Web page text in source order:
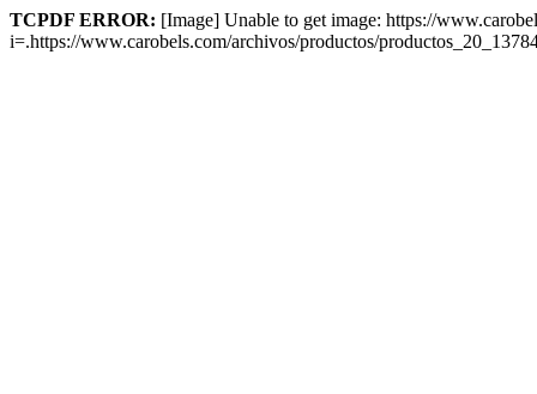
TCPDF ERROR: [Image] Unable to get image: https://
i=.https://www.carobels.com/archivos/productos/